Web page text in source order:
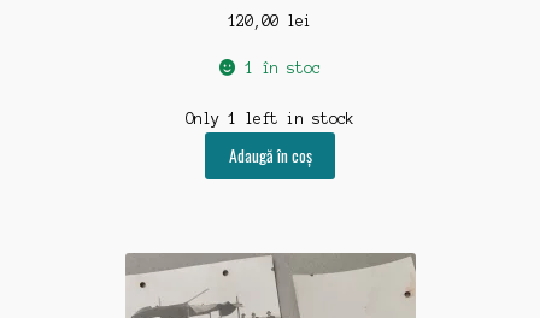
120,00 lei
1 în stoc
Only 1 left in stock
Adaugă în coș